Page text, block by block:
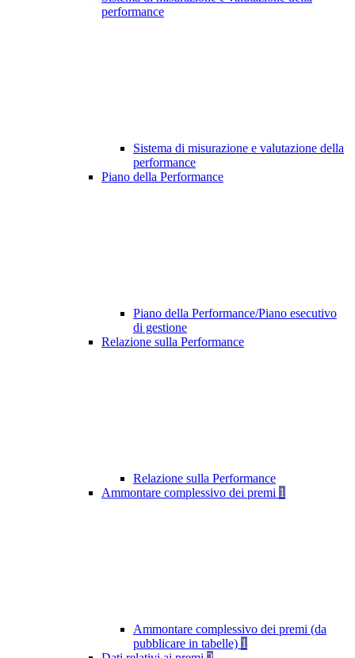
performance
Sistema di misurazione e valutazione della
performance
Piano della Performance
Piano della Performance/Piano esecutivo
di gestione
Relazione sulla Performance
Relazione sulla Performance
Ammontare complessivo dei premi 1
Ammontare complessivo dei premi (da
pubblicare in tabelle) 1